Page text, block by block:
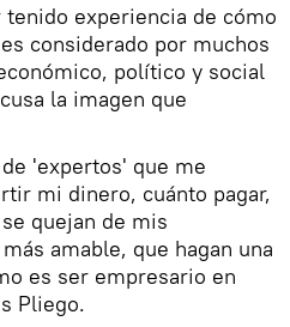
tenido experiencia de cómo
considerado por muchos
político y social
la imagen que
'expertos' que me
mi dinero, cuánto pagar,
quejan de mis
amable, que hagan una
es ser empresario en
Pliego.